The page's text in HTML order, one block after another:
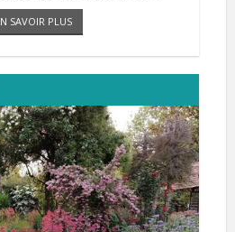
feront voyager à travers les
SAVOIR PLUS